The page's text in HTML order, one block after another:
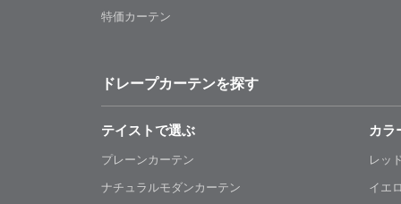
特価カーテン
ドレープカーテンを探す
テイストで選ぶ
プレーンカーテン
ナチュラルモダンカーテン
カラ
レッ
イエ